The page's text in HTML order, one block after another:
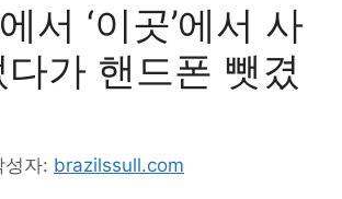
서 ‘이곳’에서 사
가 핸드폰 뺏겼
성자: brazilssull.com